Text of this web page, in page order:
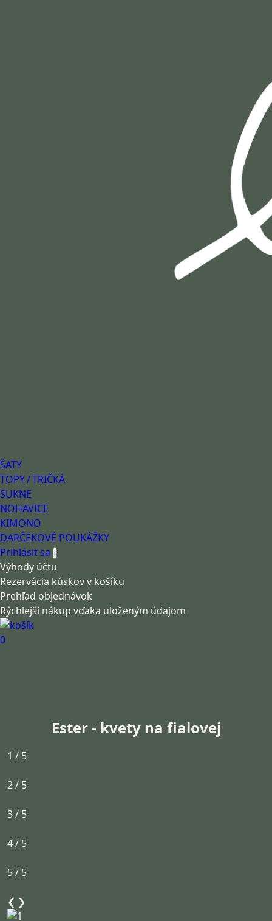
ŠATY
TOPY / TRIČKÁ
SUKNE
NOHAVICE
KIMONO
DARČEKOVÉ POUKÁŽKY
Prihlásiť sa i
Výhody účtu
Rezervácia kúskov v košíku
Prehľad objednávok
Rýchlejší nákup vďaka uloženým údajom
0
Ester - kvety na fialovej
1 / 5
2 / 5
3 / 5
4 / 5
5 / 5
❮ ❯